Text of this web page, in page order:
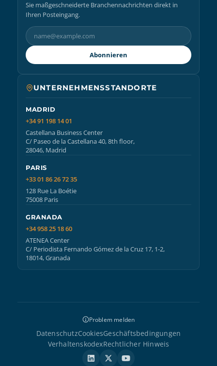
Sie maßgeschneiderte Branchennachrichten direkt in
Ihren Posteingang.
Abonnieren
UNTERNEHMENSSTANDORTE
MADRID
+34 91 198 14 01
Castellana Business Center
C/ Paseo de la Castellana 40, 8th floor,
28046, Madrid
PARIS
+33 01 86 26 72 35
128 Rue La Boétie
75008 Paris
GRANADA
+34 958 25 18 60
ATENEA Center
C/ Periodista Fernando Gómez de la Cruz 17, 1-2,
18014, Granada
Problem melden
DatenschutzCookiesGeschäftsbedingungen
VerhaltenskodexRechtlicher Hinweis